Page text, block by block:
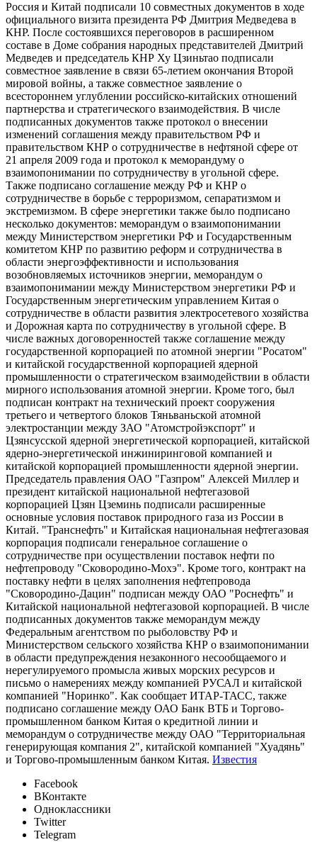
Россия и Китай подписали 10 совместных документов в ходе
официального визита президента РФ Дмитрия Медведева в
КНР. После состоявшихся переговоров в расширенном
составе в Доме собрания народных представителей Дмитрий
Медведев и председатель КНР Ху Цзиньтао подписали
совместное заявление в связи 65-летием окончания Второй
мировой войны, а также совместное заявление о
всестороннем углублении российско-китайских отношений
партнерства и стратегического взаимодействия. В числе
подписанных документов также протокол о внесении
изменений соглашения между правительством РФ и
правительством КНР о сотрудничестве в нефтяной сфере от
21 апреля 2009 года и протокол к меморандуму о
взаимопонимании по сотрудничеству в угольной сфере.
Также подписано соглашение между РФ и КНР о
сотрудничестве в борьбе с терроризмом, сепаратизмом и
экстремизмом. В сфере энергетики также было подписано
несколько документов: меморандум о взаимопонимании
между Министерством энергетики РФ и Государственным
комитетом КНР по развитию реформ и сотрудничества в
области энергоэффективности и использования
возобновляемых источников энергии, меморандум о
взаимопонимании между Министерством энергетики РФ и
Государственным энергетическим управлением Китая о
сотрудничестве в области развития электросетевого хозяйства
и Дорожная карта по сотрудничеству в угольной сфере. В
числе важных договоренностей также соглашение между
государственной корпорацией по атомной энергии "Росатом"
и китайской государственной корпорацией ядерной
промышленности о стратегическом взаимодействии в области
мирного использования атомной энергии. Кроме того, был
подписан контракт на технический проект сооружения
третьего и четвертого блоков Тяньваньской атомной
электростанции между ЗАО "Атомстройэкспорт" и
Цзянсусской ядерной энергетической корпорацией, китайской
ядерно-энергетической инжиниринговой компанией и
китайской корпорацией промышленности ядерной энергии.
Председатель правления ОАО "Газпром" Алексей Миллер и
президент китайской национальной нефтегазовой
корпорацией Цзян Цземинь подписали расширенные
основные условия поставок природного газа из России в
Китай. "Транснефть" и Китайская национальная нефтегазовая
корпорация подписали генеральное соглашение о
сотрудничестве при осуществлении поставок нефти по
нефтепроводу "Сковородино-Мохэ". Кроме того, контракт на
поставку нефти в целях заполнения нефтепровода
"Сковородино-Дацин" подписан между ОАО "Роснефть" и
Китайской национальной нефтегазовой корпорацией. В числе
подписанных документов также меморандум между
Федеральным агентством по рыболовству РФ и
Министерством сельского хозяйства КНР о взаимопонимании
в области предупреждения незаконного несообщаемого и
нерегулируемого промысла живых морских ресурсов и
письмо о намерениях между компанией РУСАЛ и китайской
компанией "Норинко". Как сообщает ИТАР-ТАСС, также
подписано соглашение между ОАО Банк ВТБ и Торгово-
промышленном банком Китая о кредитной линии и
меморандум о сотрудничестве между ОАО "Территориальная
генерирующая компания 2", китайской компанией "Хуадянь"
и Торгово-промышленным банком Китая. Известия
Facebook
ВКонтакте
Одноклассники
Twitter
Telegram